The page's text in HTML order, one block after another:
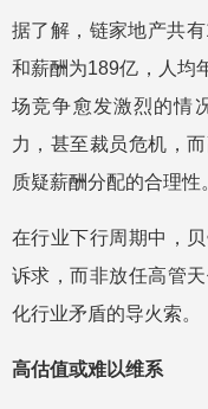
据了解，链家地产共
和薪酬为189亿，人均
场竞争愈发激烈的情
力，甚至裁员危机，
质疑薪酬分配的合理性
在行业下行周期中，
诉求，而非放任高管
化行业矛盾的导火索。
高估值或难以维系